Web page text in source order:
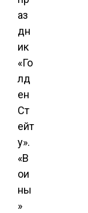
аз
дн
ик
«Го
лд
ен
Ст
ейт
у».
«В
ои
ны
»